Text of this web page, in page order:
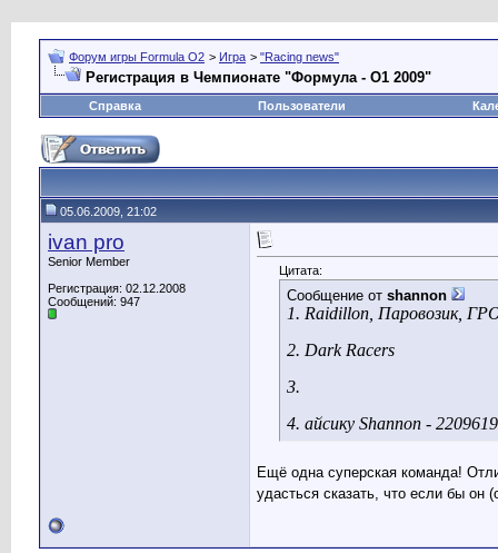
Форум игры Formula O2 > Игра > "Racing news"
Регистрация в Чемпионате "Формула - О1 2009"
Справка Пользователи
05.06.2009, 21:02
ivan pro
Senior Member
Регистрация: 02.12.2008
Сообщений: 947
Цитата:
Сообщение от shannon
1. Raidillon, Паровозик,
2. Dark Racers
3.
4. айсику Shannon -
Ещё одна суперская команда!
удасться сказать, что если бы он